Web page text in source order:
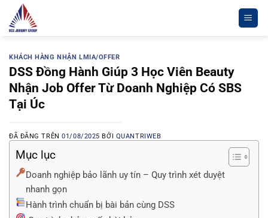
Chuyển
đến
dungKHÁCH HÀNG NHẬN LMIA/OFFER
DSS Đồng Hành Giúp 3 Học Viên Beauty
Nhận Job Offer Từ Doanh Nghiệp Có SBS
Tại Úc
ĐÃ ĐĂNG TRÊN01/08/2025 BỞI QUANTRIWEB
Mục lục
Doanh nghiệp bảo lãnh uy tín – Quy trình xét duyệt
nhanh gọn
Hành trình chuẩn bị bài bản cùng DSS